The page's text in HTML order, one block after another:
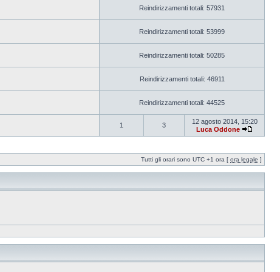
Reindirizzamenti totali: 57931
Reindirizzamenti totali: 53999
Reindirizzamenti totali: 50285
Reindirizzamenti totali: 46911
Reindirizzamenti totali: 44525
1 3
12 agosto 2014, 15:20
Luca Oddone
Tutti gli orari sono UTC +1 ora [ ora legale ]